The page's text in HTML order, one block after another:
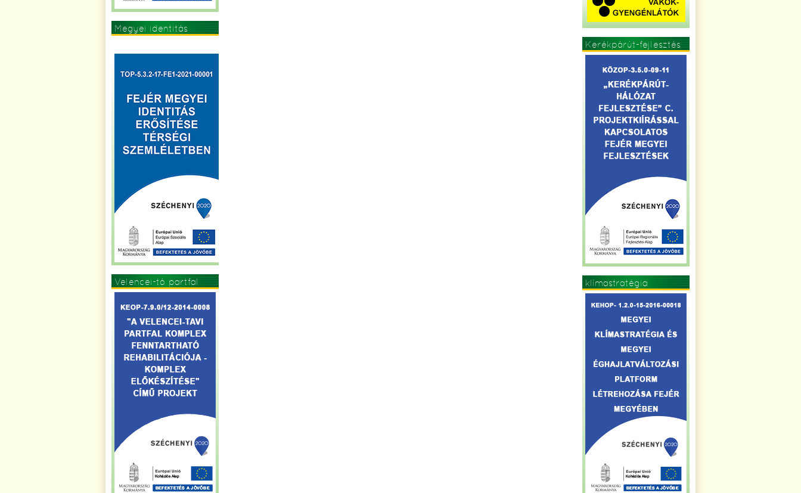
Megyei identitás
Velencei-tó partfal
Kerékpárút-fejlesztés
klímastratégia